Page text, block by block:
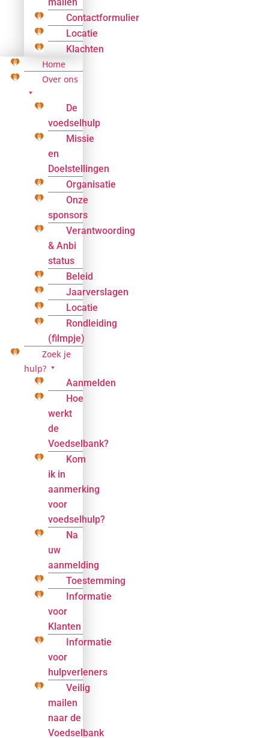
Contactformulier
Locatie
Klachten
Home
Over ons
De
voedselhulp
Missie
en
Doelstellingen
Organisatie
Onze
sponsors
Verantwoording
& Anbi
status
Beleid
Jaarverslagen
Locatie
Rondleiding
(filmpje)
Zoek je
hulp?
Aanmelden
Hoe
werkt
de
Voedselbank?
Kom
ik in
aanmerking
voor
voedselhulp?
Na
uw
aanmelding
Toestemming
Informatie
voor
Klanten
Informatie
voor
hulpverleners
Veilig
mailen
naar de
Voedselbank